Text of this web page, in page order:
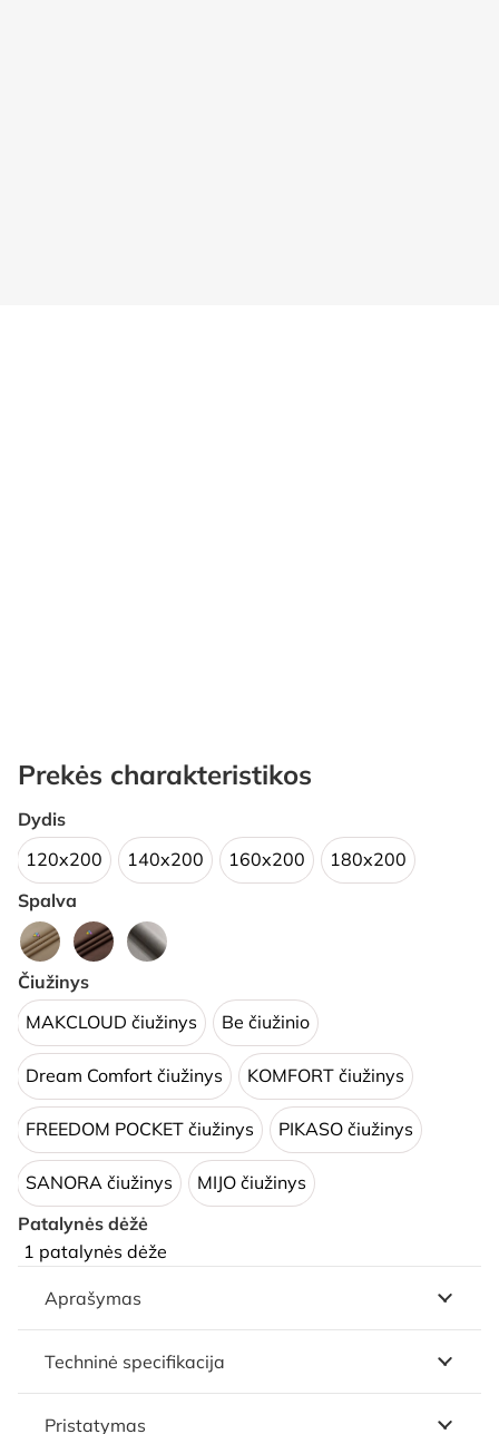
Prekės charakteristikos
Dydis
120x200
140x200 160x200
180x200
Spalva
Čiužinys
MAKCLOUD čiužinys
Be čiužinio
Dream Comfort čiužinys KOMFORT čiužinys
FREEDOM POCKET čiužinys PIKASO čiužinys
SANORA čiužinys
MIJO čiužinys
Patalynės dėžė
1 patalynės dėže
Aprašymas
Techninė specifikacija
Pristatymas